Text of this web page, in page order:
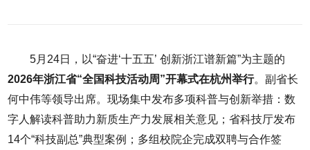
5月24日，以“奋进‘十五五’ 创新浙江谱新篇”为主题的
2026年浙江省“全国科技活动周”开幕式在杭州举行。副省长
何中伟等领导出席。现场集中发布多项科普与创新举措：数
字人解读科普助力新质生产力发展相关意见；省科技厅发布
14个“科技副总”典型案例；多组校院企完成双聘与合作签